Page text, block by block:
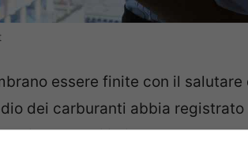
essere finite con il salutare
dei carburanti abbia registrato
gli automobilisti del nostro